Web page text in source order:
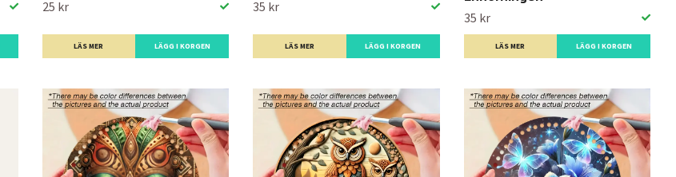
25 kr
LÄS MER LÄGG I KORGEN
35 kr
LÄS MER LÄGG I KORGEN
35 kr
LÄS MER LÄGG I KORGEN